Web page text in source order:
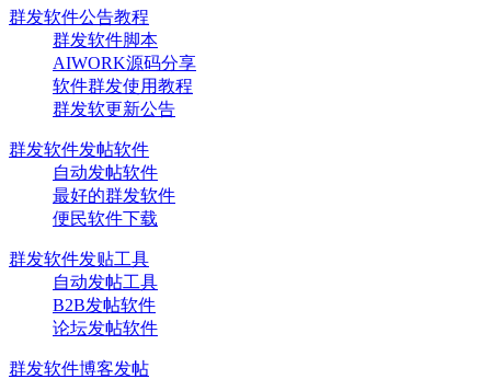
群发软件公告教程
群发软件脚本
AIWORK源码分享
软件群发使用教程
群发软更新公告
群发软件发帖软件
自动发帖软件
最好的群发软件
便民软件下载
群发软件发贴工具
自动发帖工具
B2B发帖软件
论坛发帖软件
群发软件博客发帖